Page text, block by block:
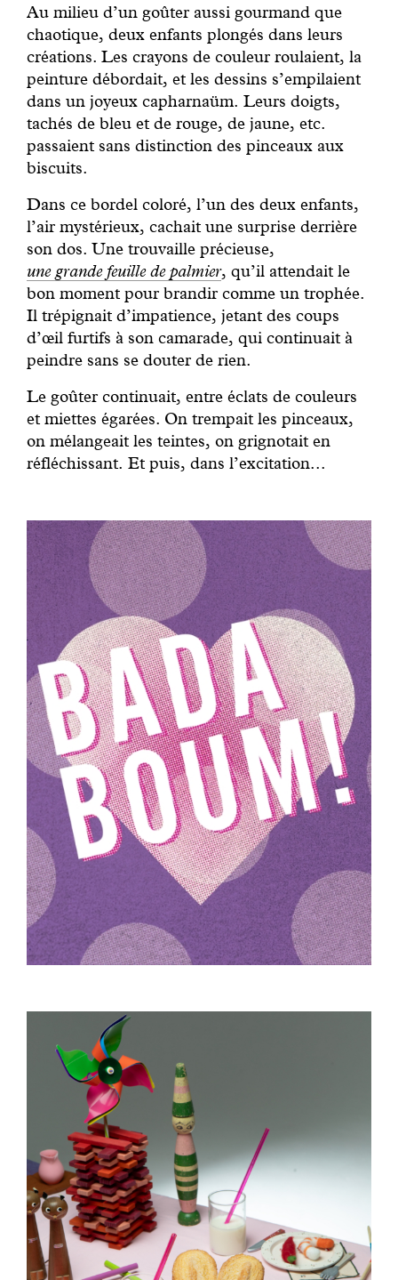
Au milieu d’un goûter aussi gourmand que
chaotique, deux enfants plongés dans leurs
créations. Les crayons de couleur roulaient, la
peinture débordait, et les dessins s’empilaient
dans un joyeux capharnaüm. Leurs doigts,
tachés de bleu et de rouge, de jaune, etc.
passaient sans distinction des pinceaux aux
biscuits.
Dans ce bordel coloré, l’un des deux enfants,
l’air mystérieux, cachait une surprise derrière
son dos. Une trouvaille précieuse,
une grande feuille de palmier, qu’il attendait le
bon moment pour brandir comme un trophée.
Il trépignait d’impatience, jetant des coups
d’œil furtifs à son camarade, qui continuait à
peindre sans se douter de rien.
Le goûter continuait, entre éclats de couleurs
et miettes égarées. On trempait les pinceaux,
on mélangeait les teintes, on grignotait en
réfléchissant. Et puis, dans l’excitation...